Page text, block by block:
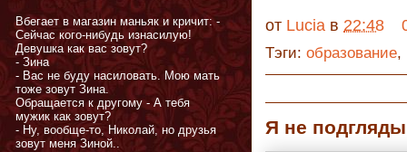
от Lucia в 22:48
Тэги: образование,
Я не
Вбегает в магазин маньяк и кричит: -
Сейчас кого-нибудь изнасилую!
Девушка как вас зовут?
- Зина
- Вас не буду насиловать. Мою мать
тоже зовут Зина.
Обращается к другому - А тебя
мужик как зовут?
- Ну, вообще-то, Николай, но друзья
зовут меня Зиной..